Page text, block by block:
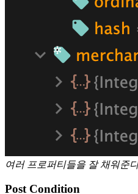
여러 프로퍼티들을 잘 채워준
Post Condition